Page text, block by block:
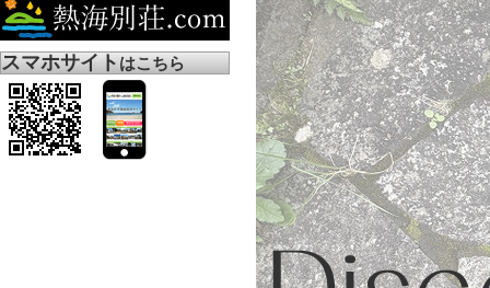
スマホサイトはこちら